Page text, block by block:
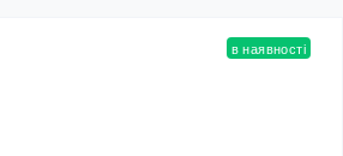
в наявності